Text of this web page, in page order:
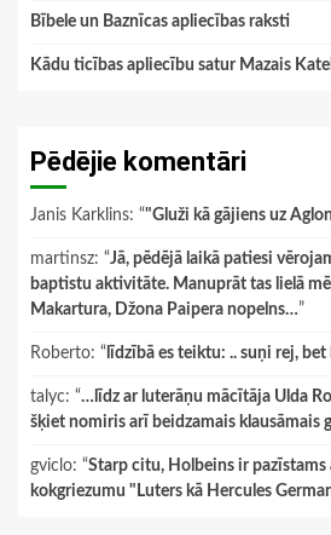
Bībele un Baznīcas apliecības raksti
Kādu ticības apliecību satur Mazais
Pēdējie komentāri
Janis Karklins: “"Gluži kā gājiens uz
martinsz: “Jā, pēdējā laikā patiesi
baptistu aktivitāte. Manuprāt tas lielā
Makartura, Džona Paipera nopelns…”
Roberto: “ līdzībā es teiktu: .. suņi rej,
talyc: “…līdz ar luterāņu mācītāja Ulda
šķiet nomiris arī beidzamais klausāmais
gviclo: “Starp citu, Holbeins ir pazīstams
kokgriezumu "Luters kā Hercules